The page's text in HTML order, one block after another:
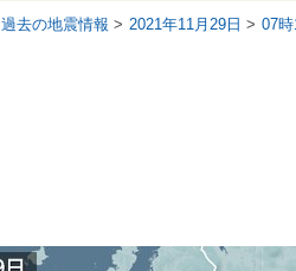
過去の地震情報 2021年11月29日 07